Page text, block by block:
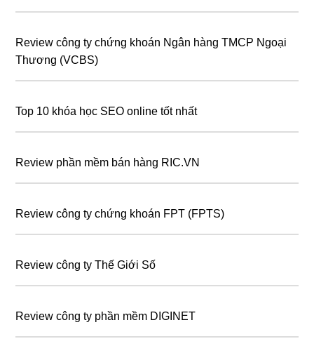
Review công ty chứng khoán Ngân hàng TMCP Ngoại
Thương (VCBS)
Top 10 khóa học SEO online tốt nhất
Review phần mềm bán hàng RIC.VN
Review công ty chứng khoán FPT (FPTS)
Review công ty Thế Giới Số
Review công ty phần mềm DIGINET